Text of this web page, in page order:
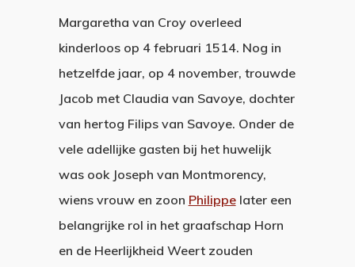
Margaretha van Croy overleed
kinderloos op 4 februari 1514. Nog in
hetzelfde jaar, op 4 november, trouwde
Jacob met Claudia van Savoye, dochter
van hertog Filips van Savoye. Onder de
vele adellijke gasten bij het huwelijk
was ook Joseph van Montmorency,
wiens vrouw en zoon Philippelater een
belangrijke rol in het graafschap Horn
en de Heerlijkheid Weert zouden